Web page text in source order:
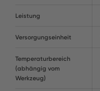
Leistung
Versorgungseinheit
Temperaturbereich
(abhängig vom
Werkzeug)